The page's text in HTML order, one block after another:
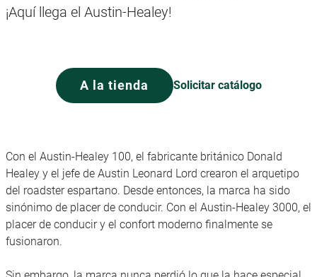
¡Aquí llega el Austin-Healey!
A la tienda Solicitar catálogo
Con el Austin-Healey 100, el fabricante británico Donald
Healey y el jefe de Austin Leonard Lord crearon el arquetipo
del roadster espartano. Desde entonces, la marca ha sido
sinónimo de placer de conducir. Con el Austin-Healey 3000, el
placer de conducir y el confort moderno finalmente se
fusionaron.